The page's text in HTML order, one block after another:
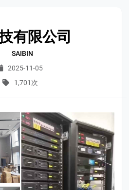
有限公司
SAIBIN
2025-11-05
1,701次